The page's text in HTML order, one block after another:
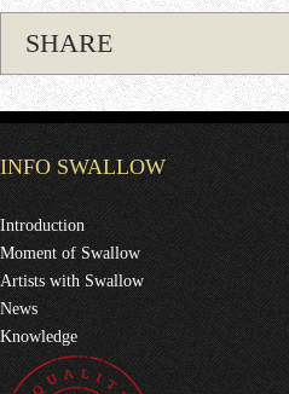
cho em xin Số
ạ! Cảm ơn Anh/Chị!
Hạnh
Tôi muốn nhờ tư
Kim Ngân
Những cây đàn
Nguyễn Bảo Toàn
Tôi muốn được tư
chơi ở thể loại
lê nhật Minh
em muốn mua
SHARE
INFO SWALLOW
Introduction
Moment of Swallow
Artists with Swallow
News
Knowledge